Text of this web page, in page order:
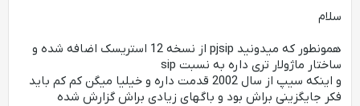
سلام
همونطور که میدونید pjsip از نسخه 12 استریسک اضافه شده و
ساختار ماژولار تری داره به نسبت sip
و اینکه سیپ از سال 2002 قدمت داره و خیلیا میگن کم کم باید
فکر جایگزینی براش بود و باگهای زیادی براش گزارش شده